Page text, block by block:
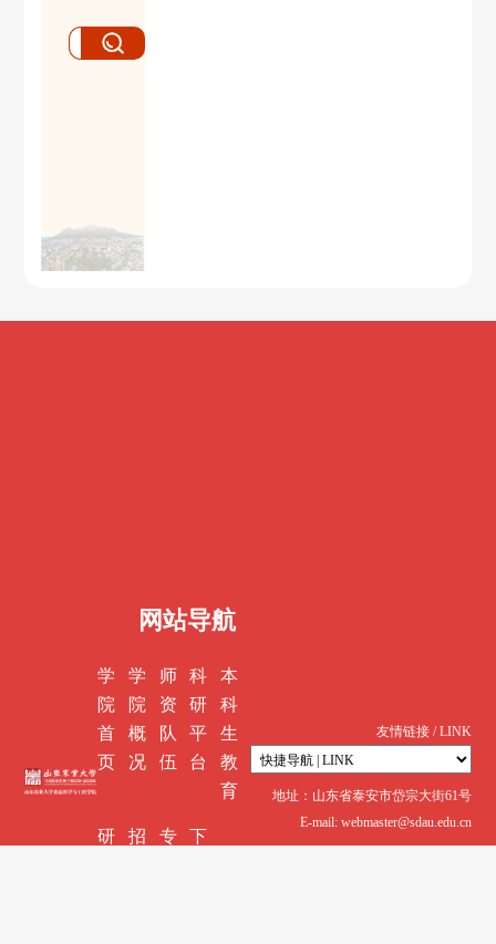
网站导航
学
院
首
页
学
院
概
况
师
资
队
伍
科
研
平
台
本
科
生
教
育
研
招
专
下
友情链接 / LINK
地址：山东省泰安市岱宗大街61号
E-mail: webmaster@sdau.edu.cn